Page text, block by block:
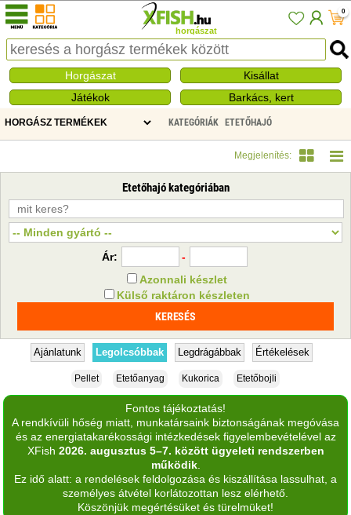
horgászat
0
Horgászat
Kisállat
Játékok
Barkács, kert
KATEGÓRIÁK ETETŐHAJÓ
Megjelenítés:
Etetőhajó kategóriában
Ár:
-
Azonnali készlet
Külső raktáron készleten
Ajánlatunk Legolcsóbbak Legdrágábbak Értékelések
Pellet Etetőanyag Kukorica Etetőbojli
Fontos tájékoztatás!
A rendkívüli hőség miatt, munkatársaink biztonságának megóvása
és az energiatakarékossági intézkedések figyelembevételével az
XFish 2026. augusztus 5–7. között ügyeleti rendszerben
működik.
Ez idő alatt: a rendelések feldolgozása és kiszállítása lassulhat, a
személyes átvétel korlátozottan lesz elérhető.
Köszönjük megértésüket és türelmüket!